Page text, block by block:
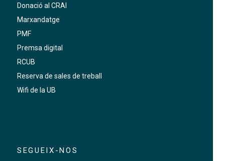
Donació al CRAI
Marxandatge
PMF
Premsa digital
RCUB
Reserva de sales de treball
Wifi de la UB
SEGUEIX-NOS